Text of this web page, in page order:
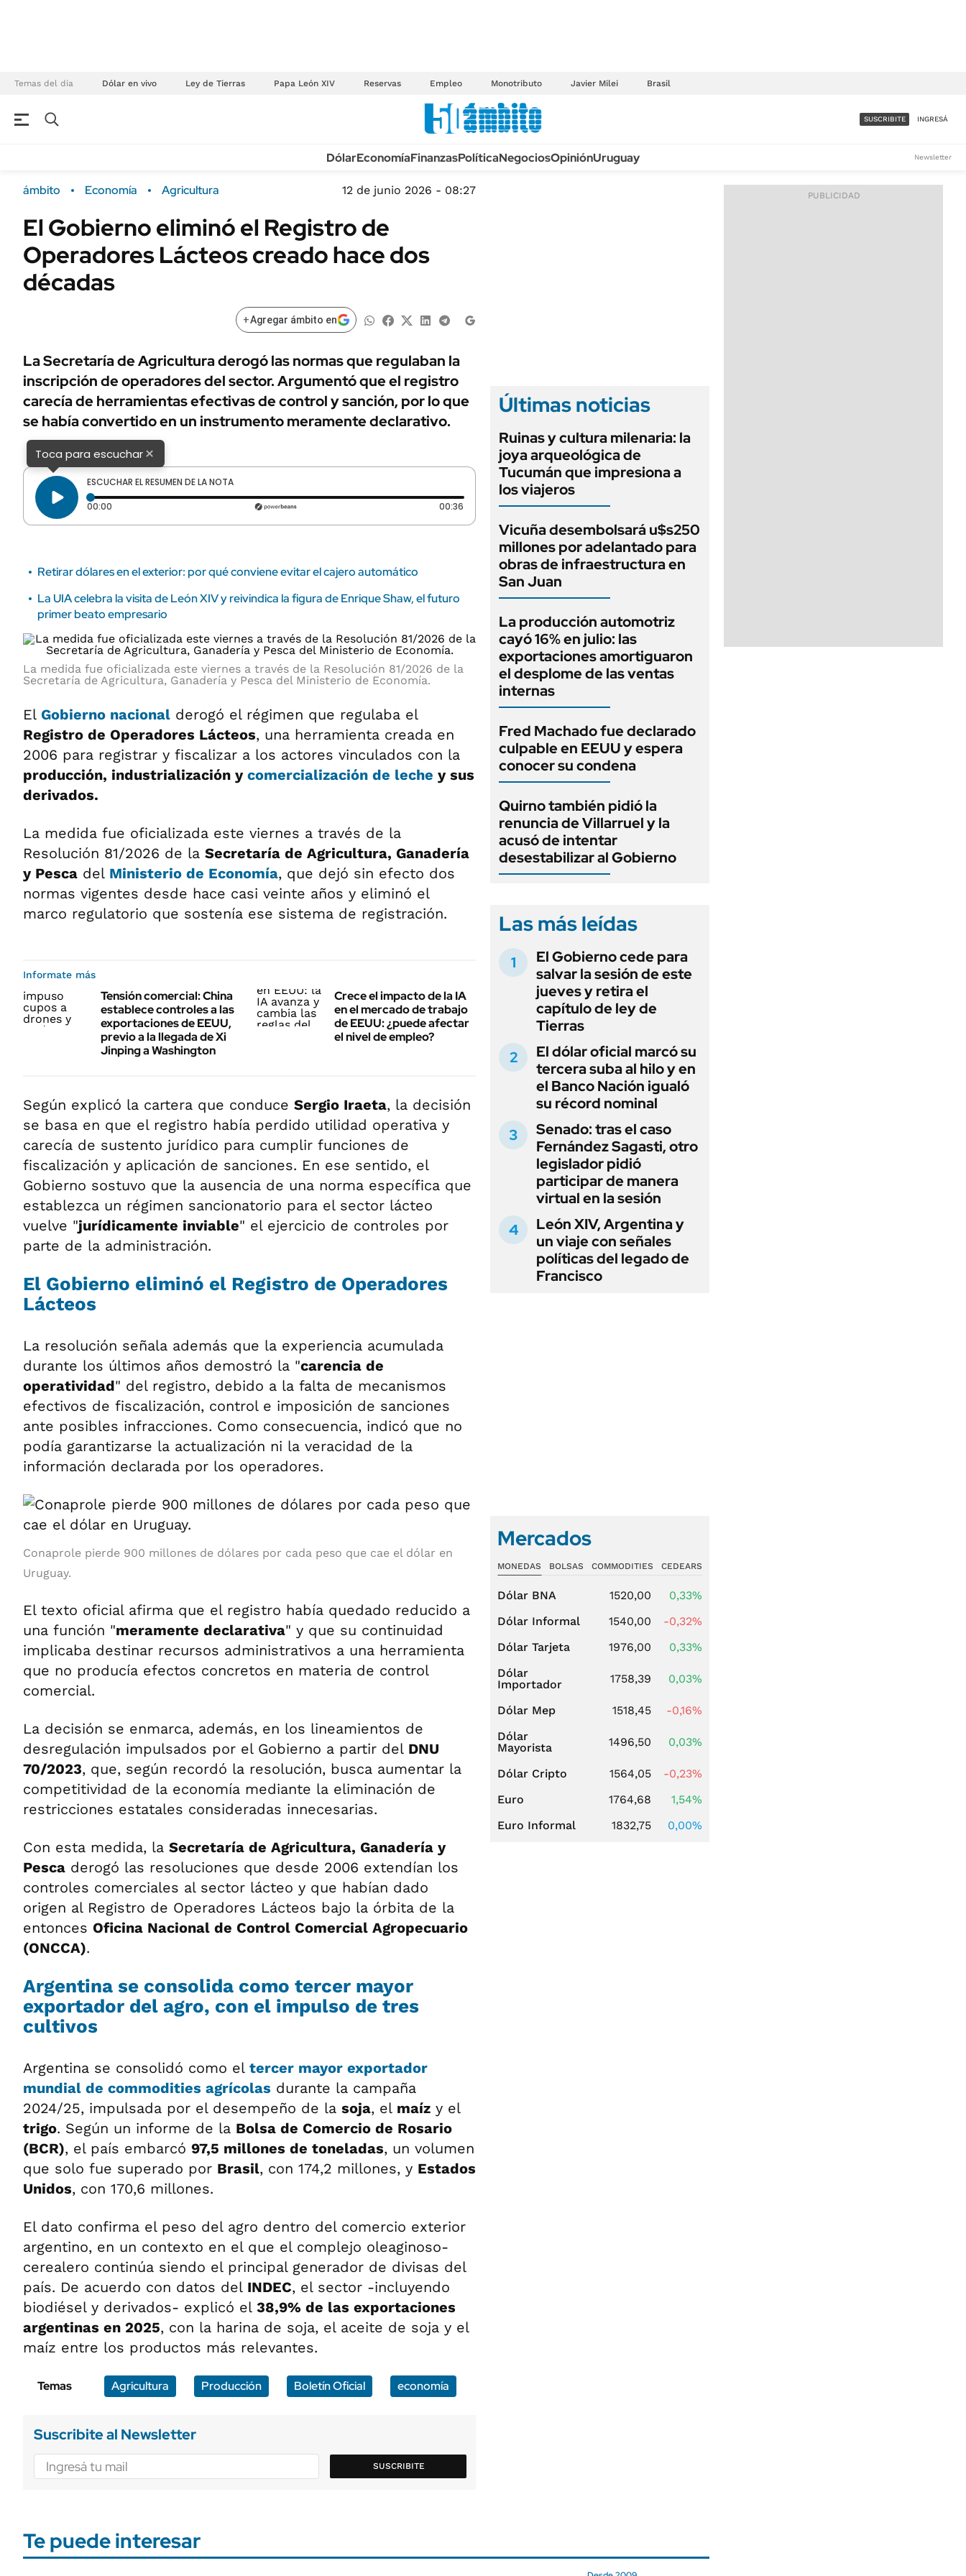
Temas del día Dólar en vivo Ley de Tierras Papa León XIV Reservas Empleo Monotributo Javier Milei Brasil
Campo
FINANZAS
Dólar
Sustentabilidad
URUGUAY
TECNOLOGÍA
MÉXICO
MUNDO
INFORMACIÓN GENERAL
AUTOS
ACCESO FULL - $1.800/MES
SUSCRIBITE INGRESÁ
DólarEconomíaFinanzasPolíticaNegociosOpiniónUruguay Newsletter
ámbito Economía Agricultura 12 de junio 2026 - 08:27
El Gobierno eliminó el Registro de
Operadores Lácteos creado hace dos
décadas
+Agregar ámbito en
La Secretaría de Agricultura derogó las normas que regulaban la
inscripción de operadores del sector. Argumentó que el registro
carecía de herramientas efectivas de control y sanción, por lo que
se había convertido en un instrumento meramente declarativo.
Toca para escuchar×
ESCUCHAR EL RESUMEN DE LA NOTA
00:00 Tiempo transcurrido: 0 segundos 00:36 Duración: 36 segundos
Retirar dólares en el exterior: por qué conviene evitar el cajero automático
La UIA celebra la visita de León XIV y reivindica la figura de Enrique Shaw, el futuro
primer beato empresario
La medida fue oficializada este viernes a través de la Resolución 81/2026 de la
Secretaría de Agricultura, Ganadería y Pesca del Ministerio de Economía.
El Gobierno nacional derogó el régimen que regulaba el
Registro de Operadores Lácteos, una herramienta creada en
2006 para registrar y fiscalizar a los actores vinculados con la
producción, industrialización y comercialización de leche y sus
derivados.
La medida fue oficializada este viernes a través de la
Resolución 81/2026 de la Secretaría de Agricultura, Ganadería
y Pesca del Ministerio de Economía, que dejó sin efecto dos
normas vigentes desde hace casi veinte años y eliminó el
marco regulatorio que sostenía ese sistema de registración.
Informate más
Tensión comercial: China
establece controles a las
exportaciones de EEUU,
previo a la llegada de Xi
Jinping a Washington
Crece el impacto de la IA
en el mercado de trabajo
de EEUU: ¿puede afectar
el nivel de empleo?
Según explicó la cartera que conduce Sergio Iraeta, la decisión
se basa en que el registro había perdido utilidad operativa y
carecía de sustento jurídico para cumplir funciones de
fiscalización y aplicación de sanciones. En ese sentido, el
Gobierno sostuvo que la ausencia de una norma específica que
establezca un régimen sancionatorio para el sector lácteo
vuelve "jurídicamente inviable" el ejercicio de controles por
parte de la administración.
El Gobierno eliminó el Registro de Operadores
Lácteos
La resolución señala además que la experiencia acumulada
durante los últimos años demostró la "carencia de
operatividad" del registro, debido a la falta de mecanismos
efectivos de fiscalización, control e imposición de sanciones
ante posibles infracciones. Como consecuencia, indicó que no
podía garantizarse la actualización ni la veracidad de la
información declarada por los operadores.
Conaprole pierde 900 millones de dólares por cada peso que cae el dólar en
Uruguay.
El texto oficial afirma que el registro había quedado reducido a
una función "meramente declarativa" y que su continuidad
implicaba destinar recursos administrativos a una herramienta
que no producía efectos concretos en materia de control
comercial.
La decisión se enmarca, además, en los lineamientos de
desregulación impulsados por el Gobierno a partir del DNU
70/2023, que, según recordó la resolución, busca aumentar la
competitividad de la economía mediante la eliminación de
restricciones estatales consideradas innecesarias.
Con esta medida, la Secretaría de Agricultura, Ganadería y
Pesca derogó las resoluciones que desde 2006 extendían los
controles comerciales al sector lácteo y que habían dado
origen al Registro de Operadores Lácteos bajo la órbita de la
entonces Oficina Nacional de Control Comercial Agropecuario
(ONCCA).
Argentina se consolida como tercer mayor
exportador del agro, con el impulso de tres
cultivos
Argentina se consolidó como el tercer mayor exportador
mundial de commodities agrícolas durante la campaña
2024/25, impulsada por el desempeño de la soja, el maíz y el
trigo. Según un informe de la Bolsa de Comercio de Rosario
(BCR), el país embarcó 97,5 millones de toneladas, un volumen
que solo fue superado por Brasil, con 174,2 millones, y Estados
Unidos, con 170,6 millones.
El dato confirma el peso del agro dentro del comercio exterior
argentino, en un contexto en el que el complejo oleaginoso-
cerealero continúa siendo el principal generador de divisas del
país. De acuerdo con datos del INDEC, el sector -incluyendo
biodiésel y derivados- explicó el 38,9% de las exportaciones
argentinas en 2025, con la harina de soja, el aceite de soja y el
maíz entre los productos más relevantes.
Temas Agricultura Producción Boletín Oficial economía
Suscribite al Newsletter
SUSCRIBITE
Últimas noticias
Ruinas y cultura milenaria: la
joya arqueológica de
Tucumán que impresiona a
los viajeros
Vicuña desembolsará u$s250
millones por adelantado para
obras de infraestructura en
San Juan
La producción automotriz
cayó 16% en julio: las
exportaciones amortiguaron
el desplome de las ventas
internas
Fred Machado fue declarado
culpable en EEUU y espera
conocer su condena
Quirno también pidió la
renuncia de Villarruel y la
acusó de intentar
desestabilizar al Gobierno
Las más leídas
El Gobierno cede para
salvar la sesión de este
jueves y retira el
capítulo de ley de
Tierras
El dólar oficial marcó su
tercera suba al hilo y en
el Banco Nación igualó
su récord nominal
Senado: tras el caso
Fernández Sagasti, otro
legislador pidió
participar de manera
virtual en la sesión
León XIV, Argentina y
un viaje con señales
políticas del legado de
Francisco
Mercados
MONEDAS BOLSAS COMMODITIES CEDEARS
Dólar BNA 1520,00
0,33%
Dólar Informal
1540,00
-0,32%
Dólar Tarjeta
1976,00
0,33%
Dólar
Importador
1758,39 0,03%
Dólar Mep 1518,45
-0,16%
Dólar
Mayorista
1496,50 0,03%
Dólar Cripto 1564,05
-0,23%
Euro
1764,68
1,54%
Euro Informal
1832,75 0,00%
Te puede interesar